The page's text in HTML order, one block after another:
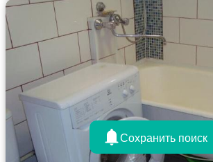
Сохранить поиск